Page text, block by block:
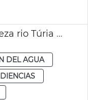
JGL reitera petición limpieza rio Túria y dice que no es zona urbana
DEL AGUA